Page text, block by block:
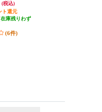
(税込)
ト還元
庫残りわず
(6件)